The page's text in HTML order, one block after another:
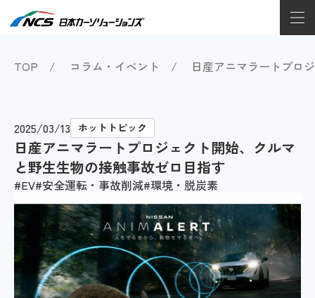
TOP コラム・イベント 日産アニマラートプロ
2025/03/13 ホットトピック
日産アニマラートプロジェクト開始、クルマ
と野生生物の接触事故ゼロ目指す
EV 安全運転・事故削減 環境・脱炭素